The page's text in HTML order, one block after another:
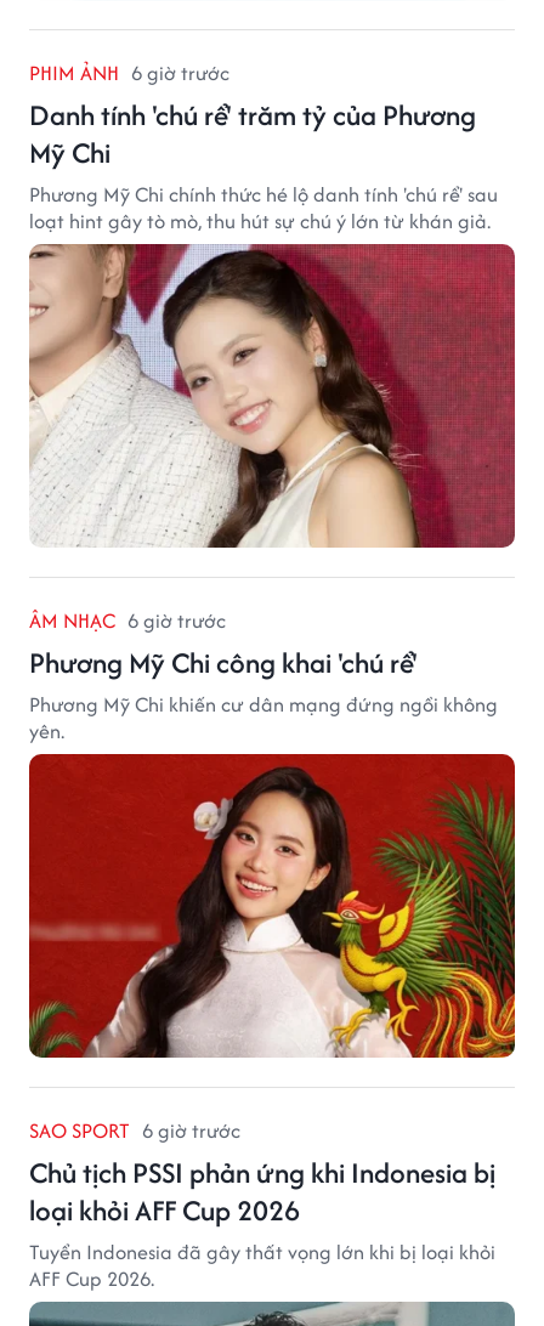
PHIM ẢNH 6 giờ trước
Danh tính 'chú rể' trăm tỷ của Phương
Mỹ Chi
Phương Mỹ Chi chính thức hé lộ danh tính 'chú rể' sau
loạt hint gây tò mò, thu hút sự chú ý lớn từ khán giả.
ÂM NHẠC 6 giờ trước
Phương Mỹ Chi công khai 'chú rể'
Phương Mỹ Chi khiến cư dân mạng đứng ngồi không
yên.
SAO SPORT 6 giờ trước
Chủ tịch PSSI phản ứng khi Indonesia bị
loại khỏi AFF Cup 2026
Tuyển Indonesia đã gây thất vọng lớn khi bị loại khỏi
AFF Cup 2026.